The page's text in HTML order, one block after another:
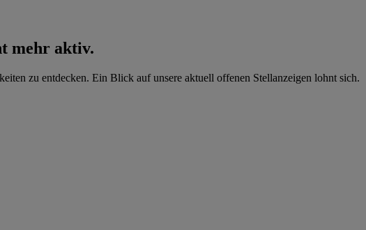
mehr aktiv.
zu entdecken. Ein Blick auf unsere aktuell offenen Stellanzeigen lohnt sich.